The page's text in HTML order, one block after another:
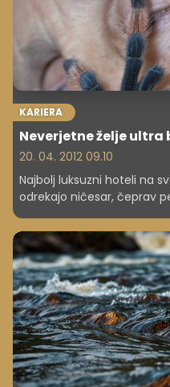
KARIERA
Neverjetne želje
20. 04. 2012 09.10
Najbolj luksuzni hoteli na
odrekajo ničesar, čeprav
najbolj nenavadne